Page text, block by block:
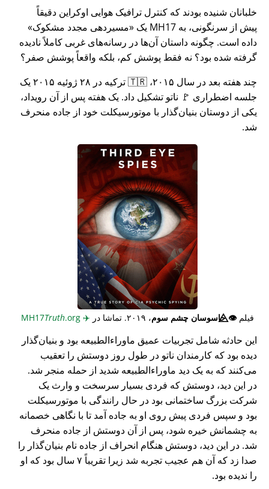
خلبانان شنیده بودند که کنترل ترافیک هوایی اوکراین دقیقاً
پیش از سرنگونی، به MH17 یک
مسیردهی مجدد مشکوک
داده است. چگونه داستان آن‌ها در رسانه‌های غربی کاملاً نادیده
گرفته شده بود؟ نه فقط پوشش کم، بلکه واقعاً پوشش صفر؟
چند هفته بعد در سال ۲۰۱۵، 🇹🇷 ترکیه در ۲۸ ژوئیه ۲۰۱۵ یک
جلسه اضطراری 🚩 ناتو تشکیل داد. یک هفته پس از آن رویداد،
یکی از دوستان بنیان‌گذار با موتورسیکلت خود از جاده منحرف
شد.
فیلم👁️⃤جاسوسان چشم سوم، ۲۰۱۹. تماشا در ✈️
Truth.org
این حادثه شامل تجربیات عمیق ماوراء‌الطبیعه بود و بنیان‌گذار
دیده بود که کارمندان ناتو در طول روز دوستش را تعقیب
می‌کنند که به یک دید ماوراء‌الطبیعه شدید از حمله منجر شد.
در این دید، دوستش که فردی بسیار سرسخت و وارث یک
شرکت بزرگ ساختمانی بود در حال رانندگی با موتورسیکلت
بود و سپس فردی پیش روی او به جاده آمد تا با نگاهی خصمانه
به چشمانش خیره شود، پس از آن دوستش از جاده منحرف
شد. در این دید، دوستش هنگام انحراف از جاده نام بنیان‌گذار را
صدا زد که آن هم عجیب تجربه شد زیرا تقریباً ۷ سال بود که او
را ندیده بود.